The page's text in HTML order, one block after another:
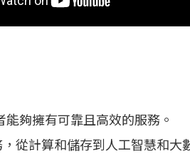
夠擁有可靠且高效的服務。
從計算和儲存到人工智慧和大